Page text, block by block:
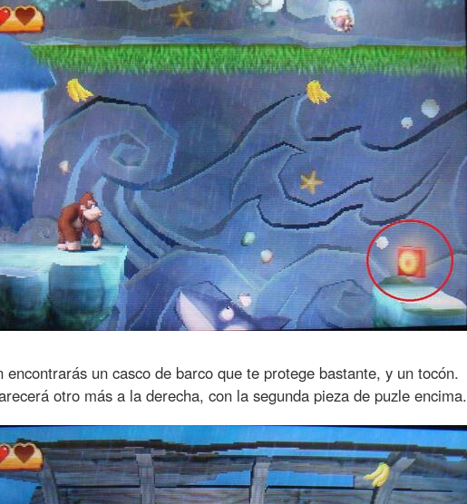
encontrarás un casco de barco que te protege bastante, y un tocón.
otro más a la derecha, con la segunda pieza de puzle encima.